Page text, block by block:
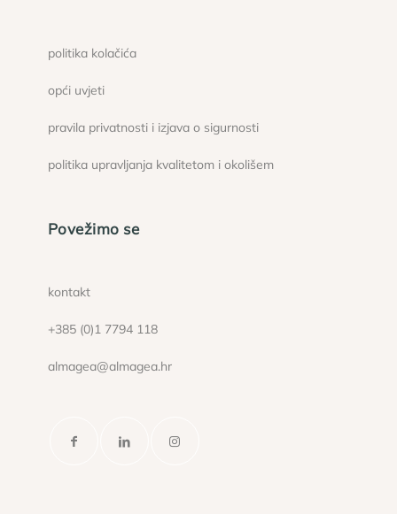
politika kolačića
opći uvjeti
pravila privatnosti i izjava o sigurnosti
politika upravljanja kvalitetom i okolišem
Povežimo se
kontakt
+385 (0)1 7794 118
almagea@almagea.hr